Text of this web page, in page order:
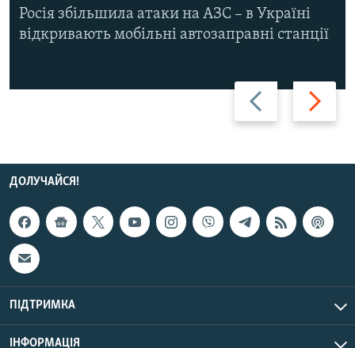
Назад Вперед
Росія збільшила атаки на АЗС – в Україні
відкривають мобільні автозаправні станції
ДОЛУЧАЙСЯ!
ПІДТРИМКА
ІНФОРМАЦІЯ